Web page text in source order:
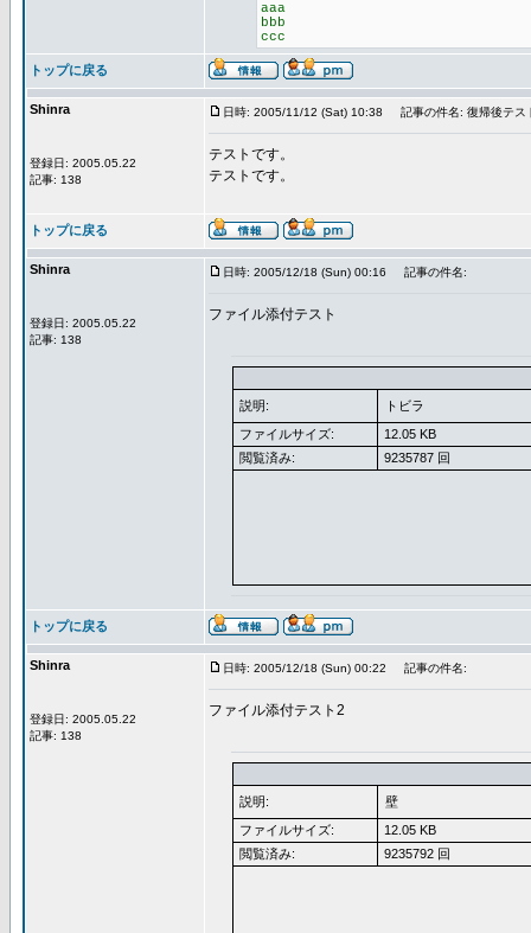
aaa
bbb
ccc
トップに戻る
Shinra
登録日: 2005.05.22
記事: 138
日時: 2005/11/12 (Sat) 10:38 記事の件名: 復帰後テス
テストです。
テストです。
トップに戻る
Shinra
登録日: 2005.05.22
記事: 138
日時: 2005/12/18 (Sun) 00:16 記事の件名:
ファイル添付テスト
説明:
トビラ
ファイルサイズ:
12.05 KB
閲覧済み:
9235787 回
トップに戻る
Shinra
登録日: 2005.05.22
記事: 138
日時: 2005/12/18 (Sun) 00:22 記事の件名:
ファイル添付テスト2
説明:
壁
ファイルサイズ:
12.05 KB
閲覧済み:
9235792 回